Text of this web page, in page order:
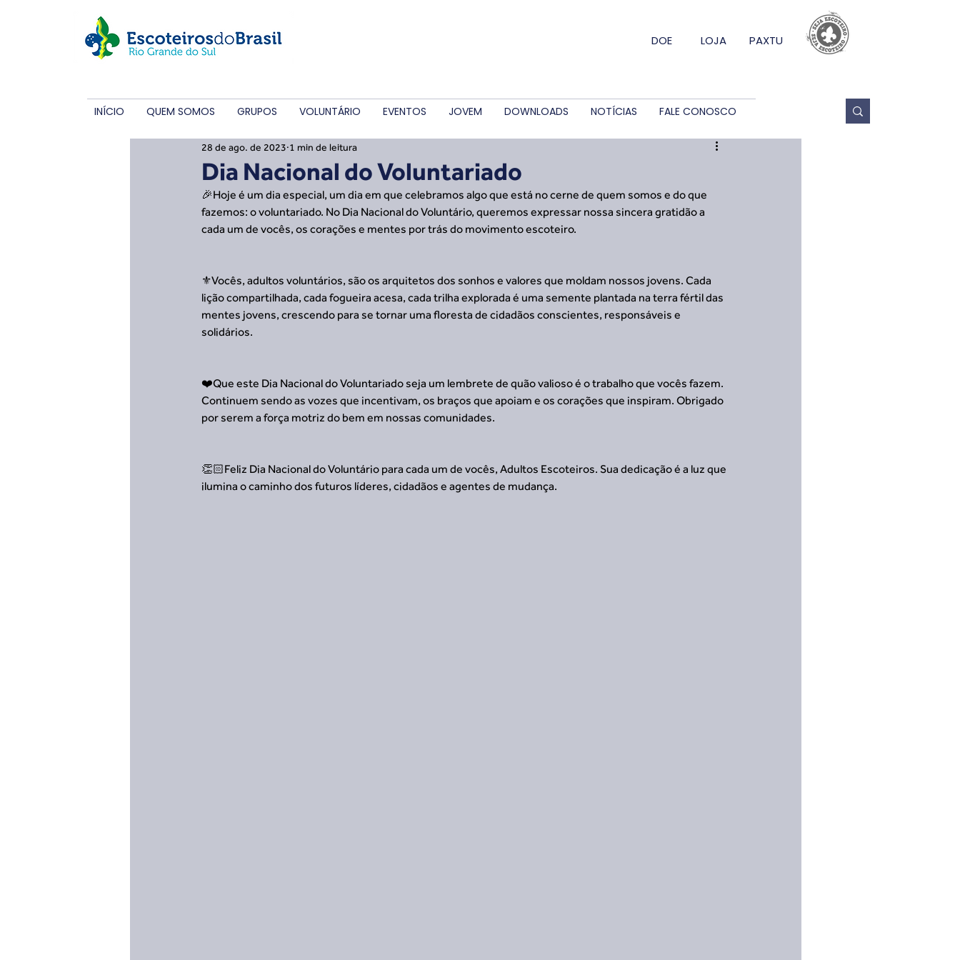
DOE LOJA PAXTU
INÍCIO QUEM SOMOS GRUPOS VOLUNTÁRIO EVENTOS JOVEM DOWNLOADS NOTÍCIAS FALE CONOSCO
Dia Nacional do Voluntariado
28 de ago. de 2023 1 min de leitura
🎉Hoje é um dia especial, um dia em que celebramos algo que está no cerne de quem somos e do que
fazemos: o voluntariado. No Dia Nacional do Voluntário, queremos expressar nossa sincera gratidão a
cada um de vocês, os corações e mentes por trás do movimento escoteiro.
⚜️Vocês, adultos voluntários, são os arquitetos dos sonhos e valores que moldam nossos jovens. Cada
lição compartilhada, cada fogueira acesa, cada trilha explorada é uma semente plantada na terra fértil das
mentes jovens, crescendo para se tornar uma floresta de cidadãos conscientes, responsáveis e
solidários.
❤️Que este Dia Nacional do Voluntariado seja um lembrete de quão valioso é o trabalho que vocês fazem.
Continuem sendo as vozes que incentivam, os braços que apoiam e os corações que inspiram. Obrigado
por serem a força motriz do bem em nossas comunidades.
👏🏻Feliz Dia Nacional do Voluntário para cada um de vocês, Adultos Escoteiros. Sua dedicação é a luz que
ilumina o caminho dos futuros líderes, cidadãos e agentes de mudança.